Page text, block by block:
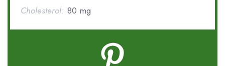
Cholesterol: 80 mg